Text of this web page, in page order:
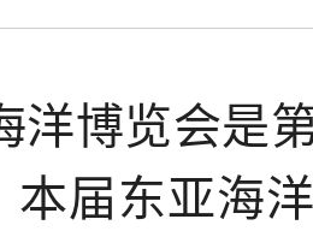
洋博览会是
本届东亚海